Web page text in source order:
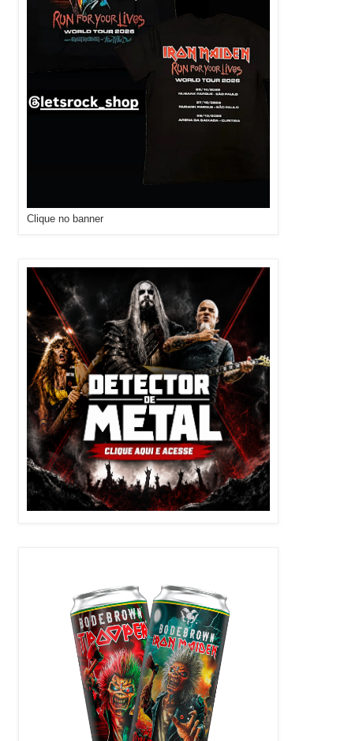
Clique no banner